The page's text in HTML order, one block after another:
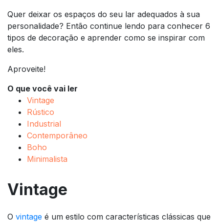
Quer deixar os espaços do seu lar adequados à sua
personalidade? Então continue lendo para conhecer 6
tipos de decoração e aprender como se inspirar com
eles.
Aproveite!
O que você vai ler
Vintage
Rústico
Industrial
Contemporâneo
Boho
Minimalista
Vintage
O vintage é um estilo com características clássicas que